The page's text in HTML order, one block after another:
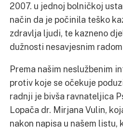
2007. u jednoj bolničkoj
način da je počinila teško
zdravlja ljudi, te kazneno
dužnosti nesavjesnim
Prema našim neslužbenim
protiv koje se očekuje
radnji je bivša ravnateljica
Lopača dr. Mirjana Vulin,
nakon napisa u našem listu,